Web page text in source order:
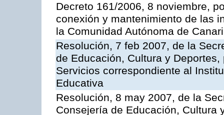
Decreto 161/2006, 8 noviembre,
conexión y mantenimiento de las
la Comunidad Autónoma de
Resolución, 7 feb 2007, de la
de Educación, Cultura y
Servicios correspondiente al
Educativa
Resolución, 8 may 2007, de la
Consejería de Educación, Cultura